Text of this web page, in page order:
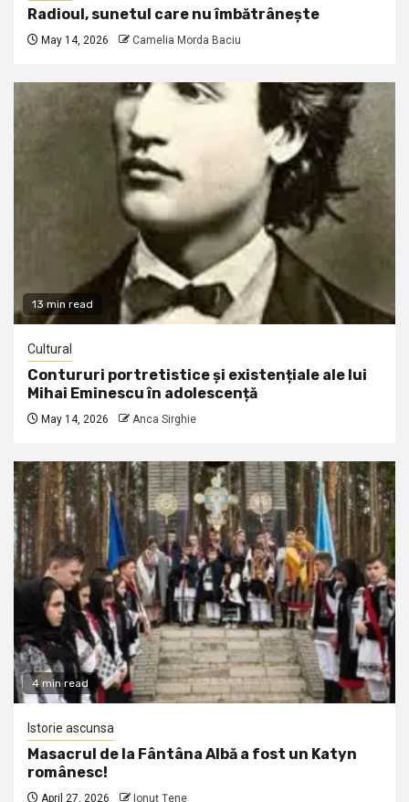
Radioul, sunetul care nu îmbătrânește
May 14, 2026 Camelia Morda Baciu
13 min read
Cultural
Contururi portretistice și existențiale ale lui
Mihai Eminescu în adolescență
May 14, 2026 Anca Sirghie
4 min read
Istorie ascunsa
Masacrul de la Fântâna Albă a fost un Katyn
românesc!
April 27, 2026 Ionuţ Ţene